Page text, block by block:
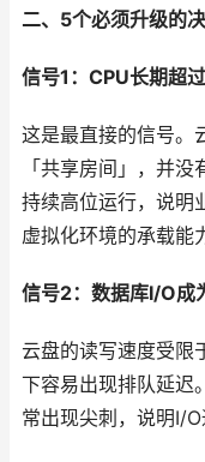
二、5个必须升级的
信号1：CPU长期超
这是最直接的信号。
「共享房间」，并
持续高位运行，说明
虚拟化环境的承载能
信号2：数据库I/O成
云盘的读写速度受限
下容易出现排队延迟
常出现尖刺，说明I/O